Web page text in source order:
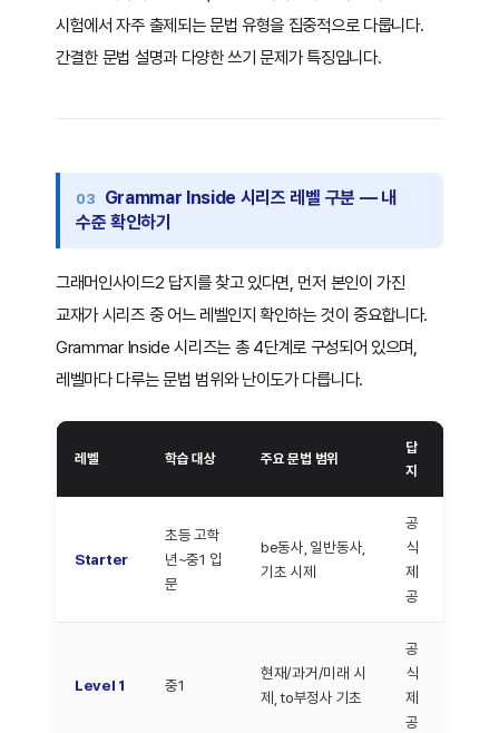
시험에서 자주 출제되는 문법 유형을 집중적으로 다룹니다.
간결한 문법 설명과 다양한 쓰기 문제가 특징입니다.
Grammar Inside 시리즈 레벨 구분 — 내
수준 확인하기
그래머인사이드2 답지를 찾고 있다면, 먼저 본인이 가진
교재가 시리즈 중 어느 레벨인지 확인하는 것이 중요합니다.
Grammar Inside 시리즈는 총 4단계로 구성되어 있으며,
레벨마다 다루는 문법 범위와 난이도가 다릅니다.
레벨 학습 대상 주요 문법 범위
답
지
Starter
초등 고학
년~중1 입
문
be동사, 일반동사,
기초 시제
공
식
제
공
Level 1 중1
현재/과거/미래 시
제, to부정사 기초
공
식
제
공